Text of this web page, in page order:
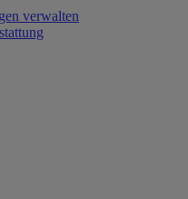
verwalten